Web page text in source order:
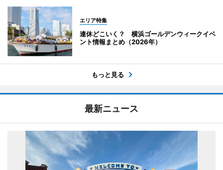
エリア特集
連休どこいく？ 横浜ゴールデンウィークイベ
ント情報まとめ（2026年）
もっと見る
最新ニュース